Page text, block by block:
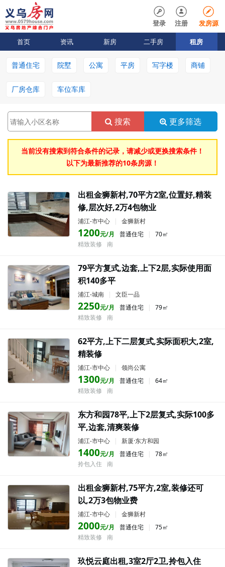
发房源
注册
登录
首页 资讯 新房 二手房 租房
普通住宅 院墅 公寓 平房 写字楼 商铺
厂房仓库 车位车库
搜索 更多筛选
当前没有搜索到符合条件的记录，请减少或更换搜索条件！
以下为最新推荐的10条房源！
出租金狮新村,70平方2室,位置好,精装
修,层次好,2万4包物业
浦江-市中心 | 金狮新村
1200元/月 普通住宅 |
70㎡
精致装修
南
79平方复式,边套,上下2层,实际使用面
积140多平
浦江-城南 | 文臣一品
2250元/月 普通住宅 |
79㎡
精致装修
南
62平方,上下二层复式,实际面积大,2室,
精装修
浦江-市中心 | 领尚公寓
1300元/月 普通住宅 |
64㎡
精致装修
南
东方和园78平,上下2层复式,实际100多
平,边套,清爽装修
浦江-市中心 | 新厦·东方和园
1400元/月 普通住宅 |
78㎡
拎包入住
南
出租金狮新村,75平方,2室,装修还可
以,2万3包物业费
浦江-市中心 | 金狮新村
2000元/月 普通住宅 |
75㎡
精致装修
南
玖悦云庭出租,3室2厅2卫,拎包入住